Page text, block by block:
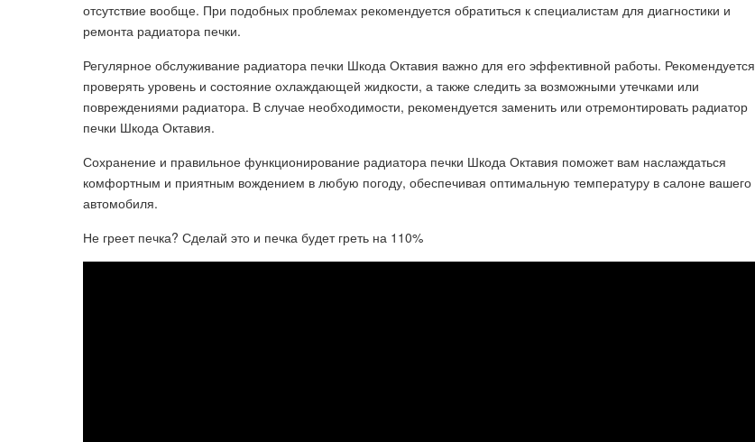
отсутствие вообще. При подобных проблемах рекомендуется обратиться к специалистам для диагностики и
ремонта радиатора печки.
Регулярное обслуживание радиатора печки Шкода Октавия важно для его эффективной работы. Рекомендуется
проверять уровень и состояние охлаждающей жидкости, а также следить за возможными утечками или
повреждениями радиатора. В случае необходимости, рекомендуется заменить или отремонтировать радиатор
печки Шкода Октавия.
Сохранение и правильное функционирование радиатора печки Шкода Октавия поможет вам наслаждаться
комфортным и приятным вождением в любую погоду, обеспечивая оптимальную температуру в салоне вашего
автомобиля.
Не греет печка? Сделай это и печка будет греть на 110%